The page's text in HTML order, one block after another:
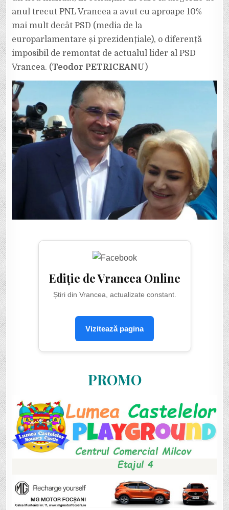
anul trecut PNL Vrancea a avut cu aproape 10%
mai mult decât PSD (media de la
europarlamentare și prezidențiale), o diferență
imposibil de remontat de actualul lider al PSD
Vrancea. (Teodor PETRICEANU)
Ediție de Vrancea Online
Știri din Vrancea, actualizate constant.
Vizitează pagina
PROMO